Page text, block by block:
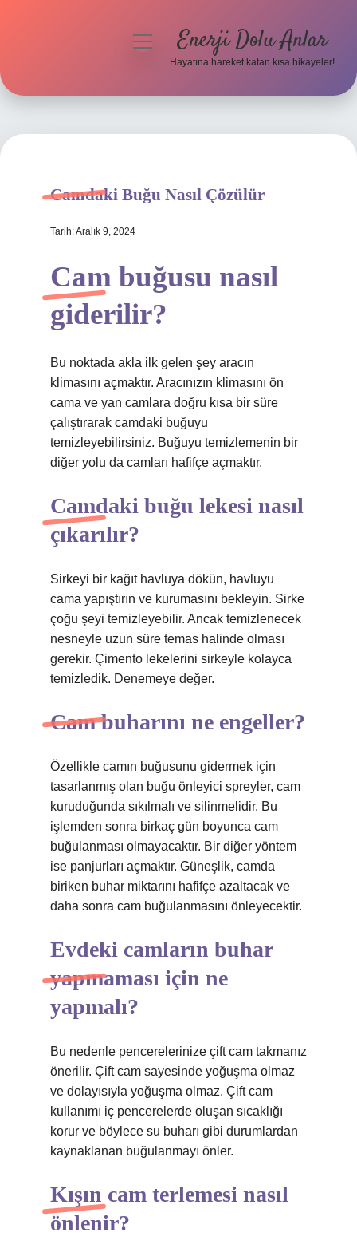
Hakkımızda
menüyüEnerji Dolu Anlar
Hayatına hareket katan kısa hikayeler!
Camdaki Buğu Nasıl Çözülür
Tarih: Aralık 9, 2024
Cam buğusu nasıl
giderilir?
Bu noktada akla ilk gelen şey aracın
klimasını açmaktır. Aracınızın klimasını ön
cama ve yan camlara doğru kısa bir süre
çalıştırarak camdaki buğuyu
temizleyebilirsiniz. Buğuyu temizlemenin bir
diğer yolu da camları hafifçe açmaktır.
Camdaki buğu lekesi nasıl
çıkarılır?
Sirkeyi bir kağıt havluya dökün, havluyu
cama yapıştırın ve kurumasını bekleyin. Sirke
çoğu şeyi temizleyebilir. Ancak temizlenecek
nesneyle uzun süre temas halinde olması
gerekir. Çimento lekelerini sirkeyle kolayca
temizledik. Denemeye değer.
Cam buharını ne engeller?
Özellikle camın buğusunu gidermek için
tasarlanmış olan buğu önleyici spreyler, cam
kuruduğunda sıkılmalı ve silinmelidir. Bu
işlemden sonra birkaç gün boyunca cam
buğulanması olmayacaktır. Bir diğer yöntem
ise panjurları açmaktır. Güneşlik, camda
biriken buhar miktarını hafifçe azaltacak ve
daha sonra cam buğulanmasını önleyecektir.
Evdeki camların buhar
yapmaması için ne
yapmalı?
Bu nedenle pencerelerinize çift cam takmanız
önerilir. Çift cam sayesinde yoğuşma olmaz
ve dolayısıyla yoğuşma olmaz. Çift cam
kullanımı iç pencerelerde oluşan sıcaklığı
korur ve böylece su buharı gibi durumlardan
kaynaklanan buğulanmayı önler.
Kışın cam terlemesi nasıl
önlenir?